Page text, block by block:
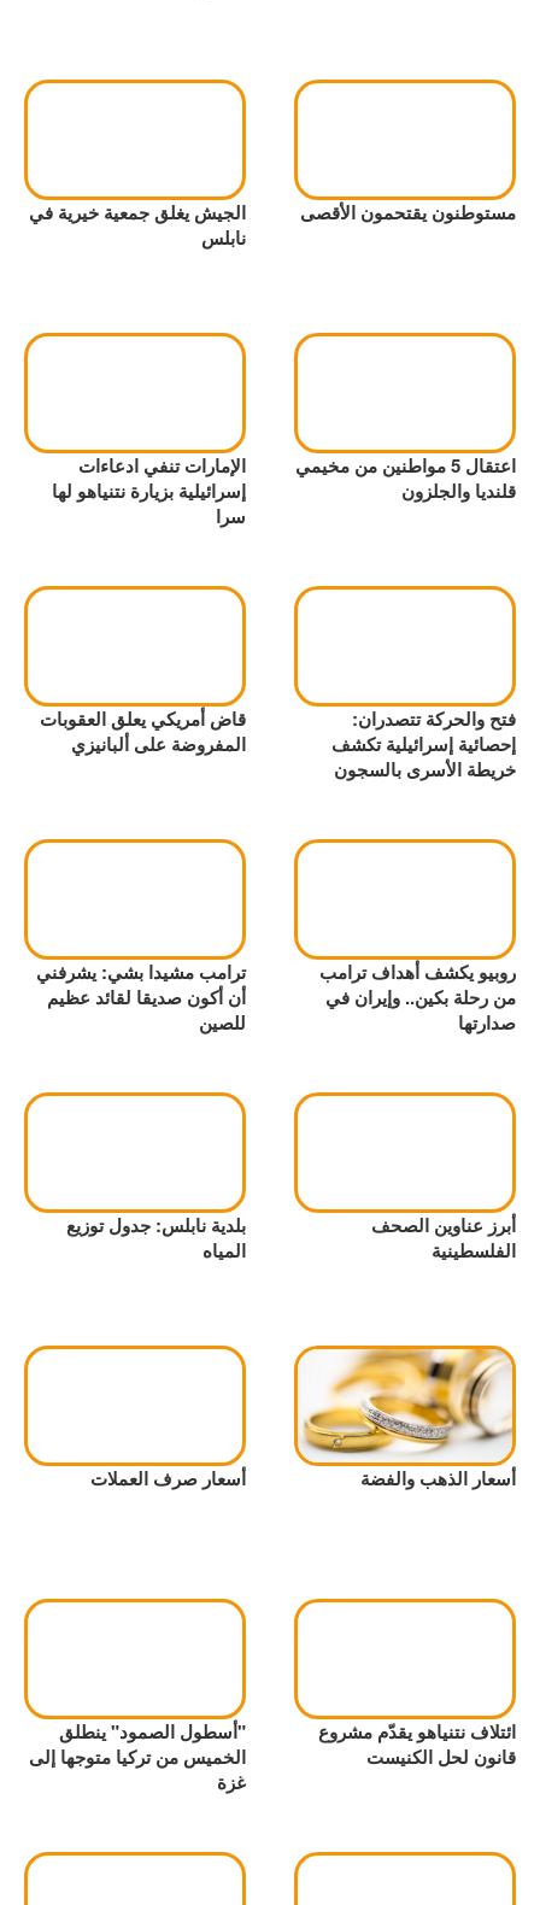
مستوطنون يقتحمون الأقصى
الجيش يغلق جمعية خيرية في
نابلس
اعتقال 5 مواطنين من مخيمي
قلنديا والجلزون
الإمارات تنفي ادعاءات
إسرائيلية بزيارة نتنياهو لها
سرا
فتح والحركة تتصدران:
إحصائية إسرائيلية تكشف
خريطة الأسرى بالسجون
قاض أمريكي يعلق العقوبات
المفروضة على ألبانيزي
روبيو يكشف أهداف ترامب
من رحلة بكين.. وإيران في
صدارتها
ترامب مشيدا بشي: يشرفني
أن أكون صديقا لقائد عظيم
للصين
أبرز عناوين الصحف
الفلسطينية
بلدية نابلس: جدول توزيع
المياه
أسعار الذهب والفضة أسعار صرف العملات
ائتلاف نتنياهو يقدّم مشروع
قانون لحل الكنيست
"أسطول الصمود" ينطلق
الخميس من تركيا متوجها إلى
غزة